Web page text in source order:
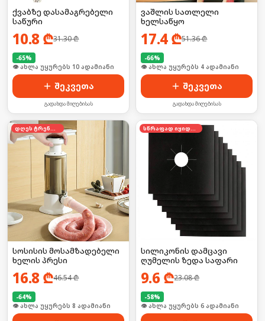
ქვაბზე დასამაგრებელი
საწური
10.8 ₾31.30₾
-65%
🛒 ბოლო 24სთ-ში იყიდა 12-მა
შეკვეთა
გადახდა მიღებისას
ვაშლის სათლელი
ხელსაწყო
17.4₾51.36₾
-66%
🛒 ბოლო 24სთ-ში იყიდა 28-მა
შეკვეთა
გადახდა მიღებისას
დღეს ტრენდში
სოსისის მოსამზადებელი
ხელის პრესი
16.8 ₾46.54₾
-64%
🛒 ბოლო 24სთ-ში იყიდა 13-მა
სწრაფად იყიდება
სილიკონის დამცავი
ღუმელის ზედა საფარი
9.6 ₾23.08₾
-58%
🛒 ბოლო 24სთ-ში იყიდა 53-მა